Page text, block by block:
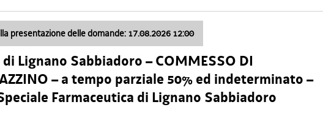
presentazione delle domande: 17.08.2026 12:00
Lignano Sabbiadoro – COMMESSO DI
– a tempo parziale 50% ed indeterminato –
Farmaceutica di Lignano Sabbiadoro